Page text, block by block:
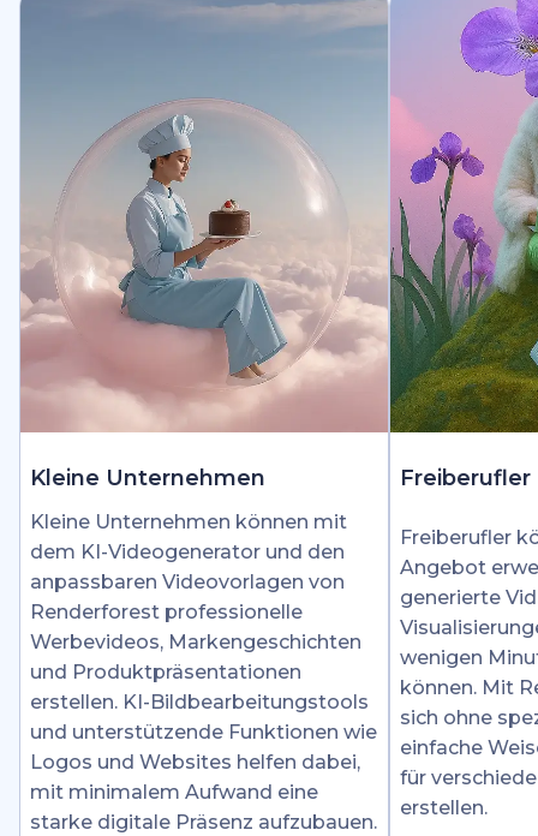
Kleine Unternehmen
Kleine Unternehmen können mit
dem KI-Videogenerator und den
anpassbaren Videovorlagen von
Renderforest professionelle
Werbevideos, Markengeschichten
und Produktpräsentationen
erstellen. KI-Bildbearbeitungstools
und unterstützende Funktionen wie
Logos und Websites helfen dabei,
mit minimalem Aufwand eine
starke digitale Präsenz aufzubauen.
Freiberufler
Freiberufler
Angebot
generierte
wenigen
können. Mit
sich ohne
einfache
für
erstellen.